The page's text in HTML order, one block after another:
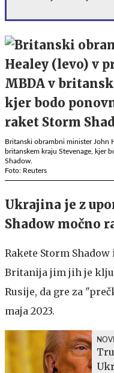
Britanski obrambni minister John
britanskem kraju Stevenage, kjer
Shadow.
Foto: Reuters
Ukrajina je z
Shadow močno
Rakete Storm
Britanija jim jih je
Rusije, da gre za
maja 2023.